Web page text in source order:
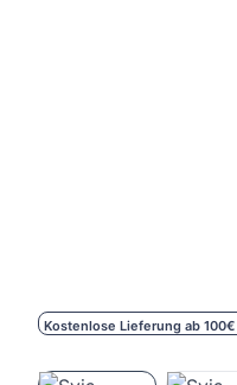
Kostenlose Lieferung ab